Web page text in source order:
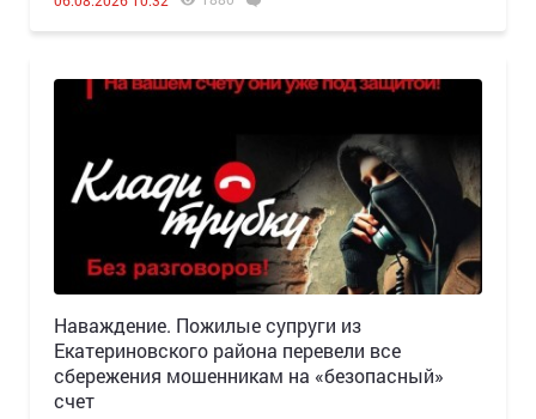
Наваждение. Пожилые супруги из
Екатериновского района перевели все
сбережения мошенникам на «безопасный»
счет